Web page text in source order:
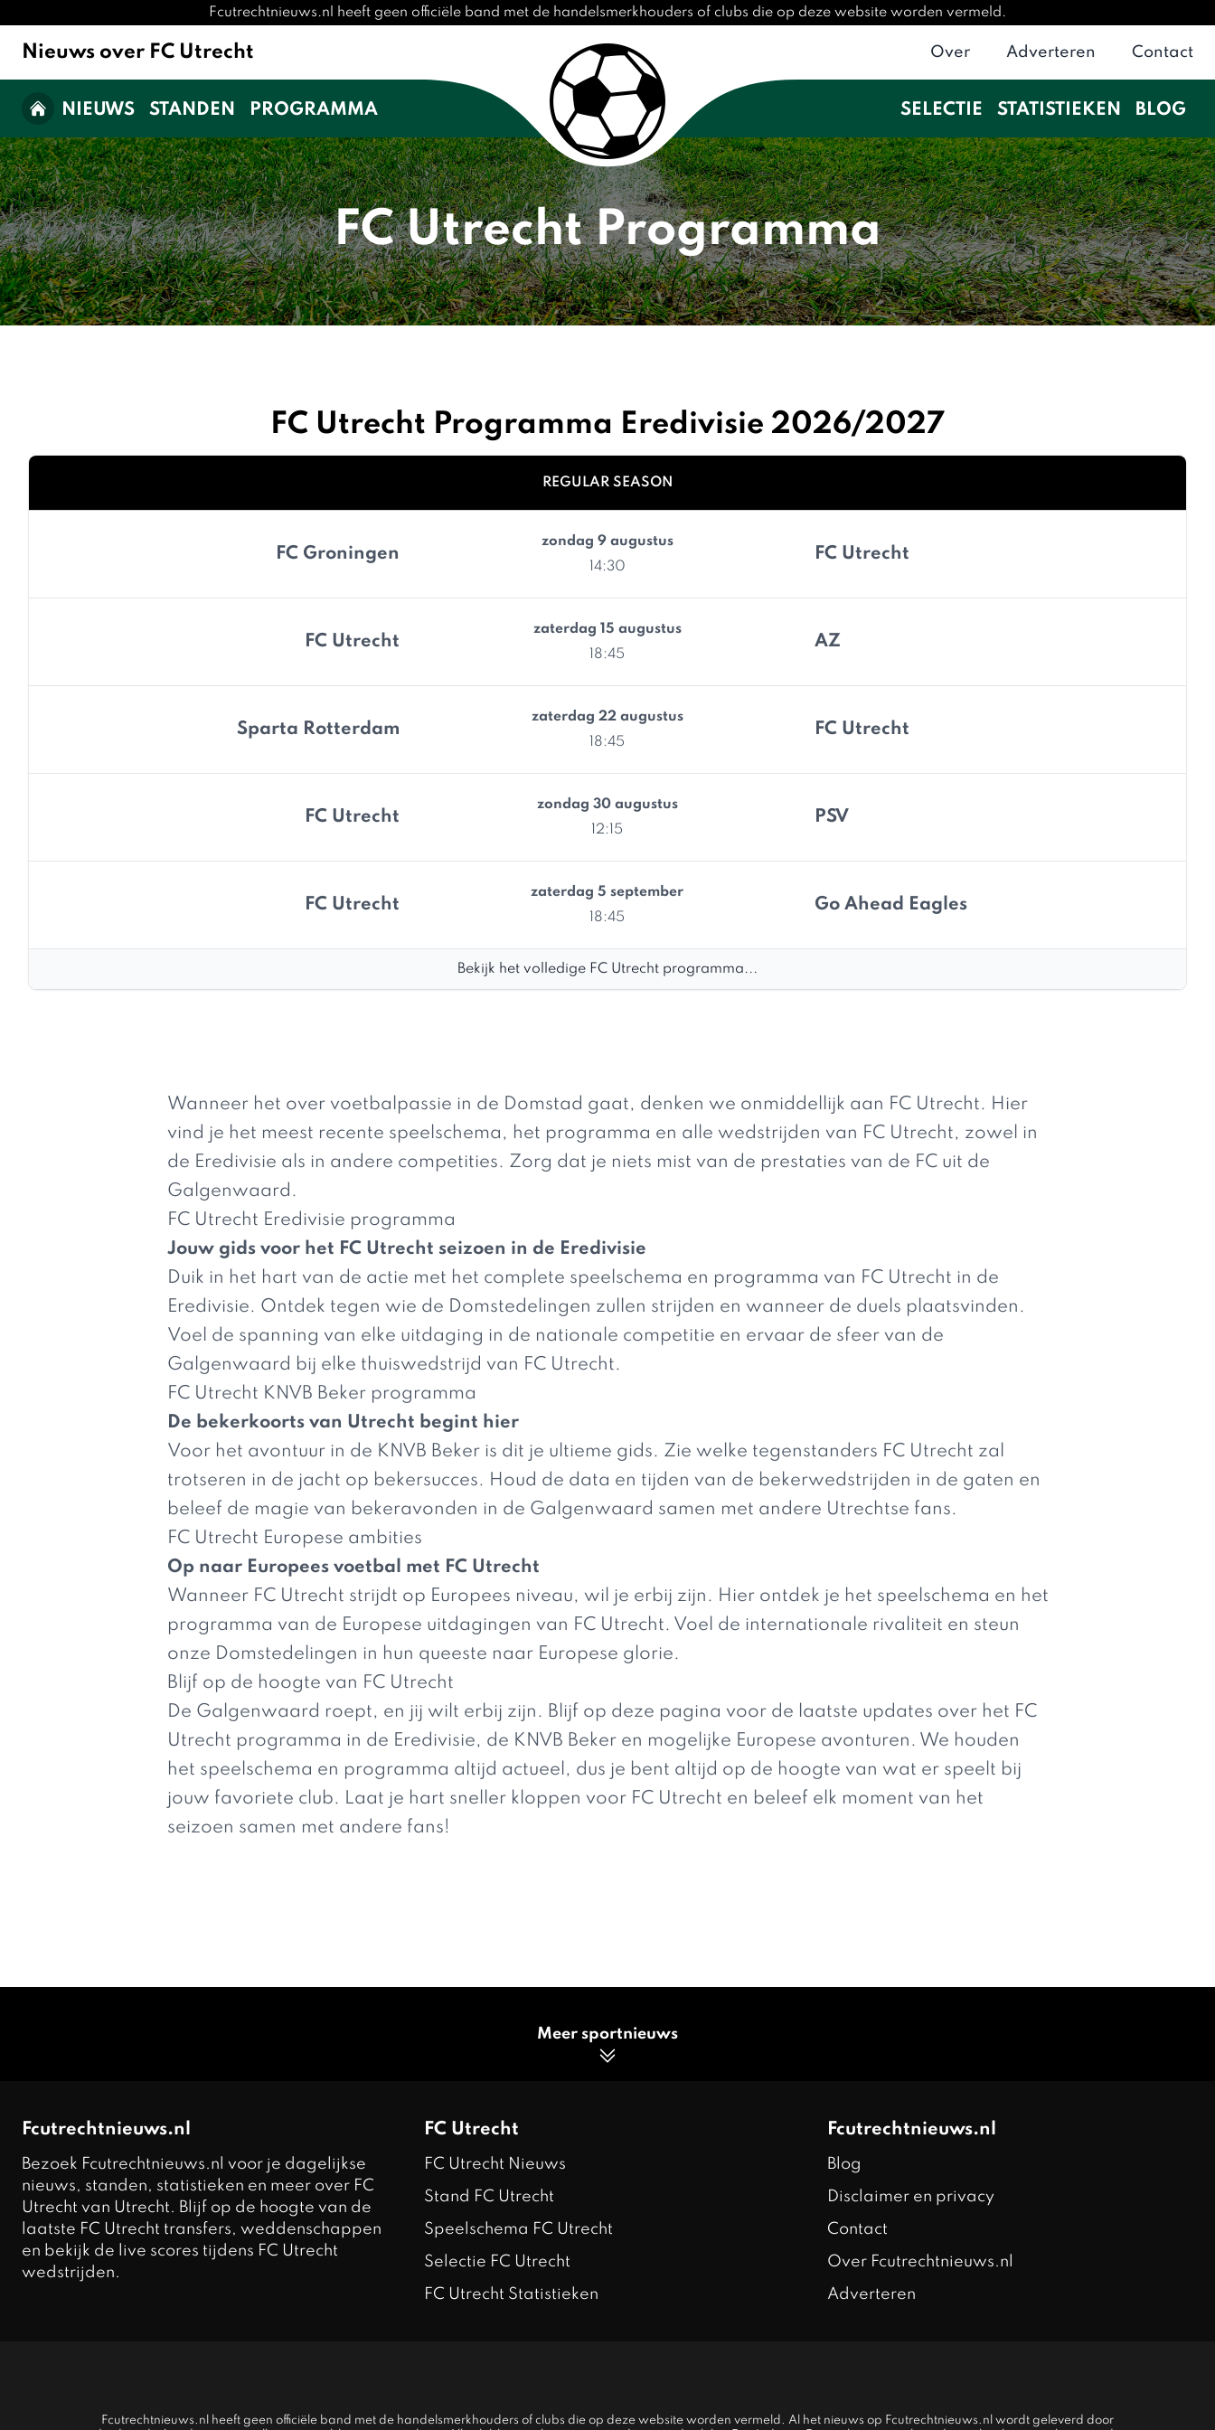
Fcutrechtnieuws.nl heeft geen officiële band met de handelsmerkhouders of clubs die op deze website worden vermeld.
Nieuws over FC Utrecht Over Adverteren Contact
NIEUWS STANDEN PROGRAMMA SELECTIE STATISTIEKEN BLOG
FC Utrecht Programma
FC Utrecht Programma Eredivisie 2026/2027
REGULAR SEASON
FC Groningen
zondag 9 augustus
14:30
FC Utrecht
FC Utrecht
zaterdag 15 augustus
18:45
AZ
Sparta Rotterdam
zaterdag 22 augustus
18:45
FC Utrecht
FC Utrecht
zondag 30 augustus
12:15
PSV
FC Utrecht
zaterdag 5 september
18:45
Go Ahead Eagles
Bekijk het volledige FC Utrecht programma...
Wanneer het over voetbalpassie in de Domstad gaat, denken we onmiddellijk aan FC Utrecht. Hier
vind je het meest recente speelschema, het programma en alle wedstrijden van FC Utrecht, zowel in
de Eredivisie als in andere competities. Zorg dat je niets mist van de prestaties van de FC uit de
Galgenwaard.
FC Utrecht Eredivisie programma
Jouw gids voor het FC Utrecht seizoen in de Eredivisie
Duik in het hart van de actie met het complete speelschema en programma van FC Utrecht in de
Eredivisie. Ontdek tegen wie de Domstedelingen zullen strijden en wanneer de duels plaatsvinden.
Voel de spanning van elke uitdaging in de nationale competitie en ervaar de sfeer van de
Galgenwaard bij elke thuiswedstrijd van FC Utrecht.
FC Utrecht KNVB Beker programma
De bekerkoorts van Utrecht begint hier
Voor het avontuur in de KNVB Beker is dit je ultieme gids. Zie welke tegenstanders FC Utrecht zal
trotseren in de jacht op bekersucces. Houd de data en tijden van de bekerwedstrijden in de gaten en
beleef de magie van bekeravonden in de Galgenwaard samen met andere Utrechtse fans.
FC Utrecht Europese ambities
Op naar Europees voetbal met FC Utrecht
Wanneer FC Utrecht strijdt op Europees niveau, wil je erbij zijn. Hier ontdek je het speelschema en het
programma van de Europese uitdagingen van FC Utrecht. Voel de internationale rivaliteit en steun
onze Domstedelingen in hun queeste naar Europese glorie.
Blijf op de hoogte van FC Utrecht
De Galgenwaard roept, en jij wilt erbij zijn. Blijf op deze pagina voor de laatste updates over het FC
Utrecht programma in de Eredivisie, de KNVB Beker en mogelijke Europese avonturen. We houden
het speelschema en programma altijd actueel, dus je bent altijd op de hoogte van wat er speelt bij
jouw favoriete club. Laat je hart sneller kloppen voor FC Utrecht en beleef elk moment van het
seizoen samen met andere fans!
Meer sportnieuws
Fcutrechtnieuws.nl
Bezoek Fcutrechtnieuws.nl voor je dagelijkse
nieuws, standen, statistieken en meer over FC
Utrecht van Utrecht. Blijf op de hoogte van de
laatste FC Utrecht transfers, weddenschappen
en bekijk de live scores tijdens FC Utrecht
wedstrijden.
FC Utrecht
FC Utrecht Nieuws
Stand FC Utrecht
Speelschema FC Utrecht
Selectie FC Utrecht
FC Utrecht Statistieken
Fcutrechtnieuws.nl
Blog
Disclaimer en privacy
Contact
Over Fcutrechtnieuws.nl
Adverteren
Fcutrechtnieuws.nl heeft geen officiële band met de handelsmerkhouders of clubs die op deze website worden vermeld. Al het nieuws op Fcutrechtnieuws.nl wordt geleverd door